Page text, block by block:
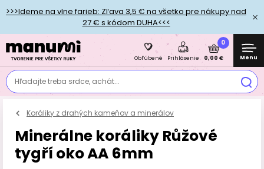
>>>Ideme na vlne farieb: Zľava 3,5 € na všetko pre nákupy nad
27 € s kódom DUHA<<<
Hľadajte treba srdce, achát...
Obľúbené Prihlásenie
0
0,00 € Menu
Koráliky z drahých kameňov a minerálov
Minerálne koráliky Růžové
tygří oko AA 6mm